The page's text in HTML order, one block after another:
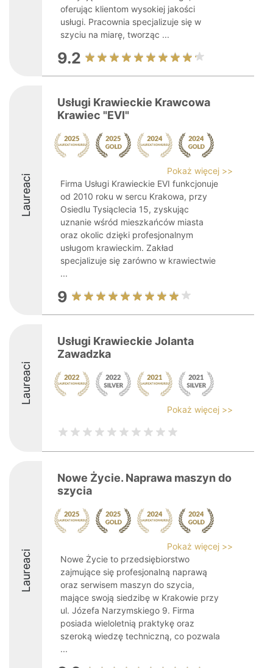
oferując klientom wysokiej jakości
usługi. Pracownia specjalizuje się w
szyciu na miarę, tworząc ...
9.2
Laureaci
Usługi Krawieckie Krawcowa
Krawiec "EVI"
Pokaż więcej >>
Firma Usługi Krawieckie EVI funkcjonuje
od 2010 roku w sercu Krakowa, przy
Osiedlu Tysiąclecia 15, zyskując
uznanie wśród mieszkańców miasta
oraz okolic dzięki profesjonalnym
usługom krawieckim. Zakład
specjalizuje się zarówno w krawiectwie
...
9
Laureaci
Usługi Krawieckie Jolanta
Zawadzka
Pokaż więcej >>
Laureaci
Nowe Życie. Naprawa maszyn do
szycia
Pokaż więcej >>
Nowe Życie to przedsiębiorstwo
zajmujące się profesjonalną naprawą
oraz serwisem maszyn do szycia,
mające swoją siedzibę w Krakowie przy
ul. Józefa Narzymskiego 9. Firma
posiada wieloletnią praktykę oraz
szeroką wiedzę techniczną, co pozwala
...